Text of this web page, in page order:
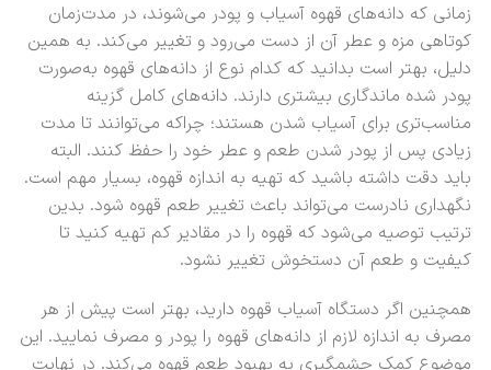
زمانی که دانه‌های قهوه آسیاب و پودر می‌شوند، در مدت‌زمان
کوتاهی مزه و عطر آن از دست می‌رود و تغییر می‌کند. به همین
دلیل، بهتر است بدانید که کدام نوع از دانه‌های قهوه به‌صورت
پودر شده ماندگاری بیشتری دارند. دانه‌های کامل گزینه
مناسب‌تری برای آسیاب شدن هستند؛ چراکه می‌توانند تا مدت
زیادی پس از پودر شدن طعم و عطر خود را حفظ کنند. البته
باید دقت داشته باشید که تهیه به اندازه قهوه، بسیار مهم است.
نگهداری نادرست می‌تواند باعث تغییر طعم قهوه شود. بدین
ترتیب توصیه می‌شود که قهوه را در مقادیر کم تهیه کنید تا
کیفیت و طعم آن دستخوش تغییر نشود.
همچنین اگر دستگاه آسیاب قهوه دارید، بهتر است پیش از هر
مصرف به اندازه لازم از دانه‌های قهوه را پودر و مصرف نمایید. این
موضوع کمک چشمگیری به بهبود طعم قهوه می‌کند. در نهایت